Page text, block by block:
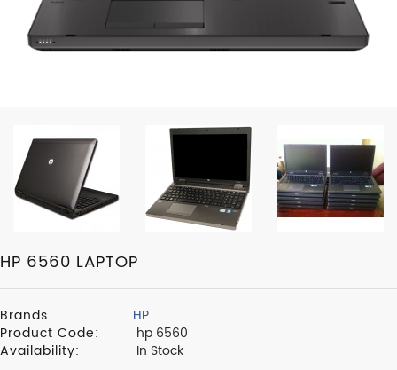
HP 6560 LAPTOP
Brands
HP
Product Code:
hp 6560
Availability:
In Stock